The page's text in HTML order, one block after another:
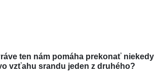
ten nám pomáha prekonať
vzťahu srandu jeden z druhého?